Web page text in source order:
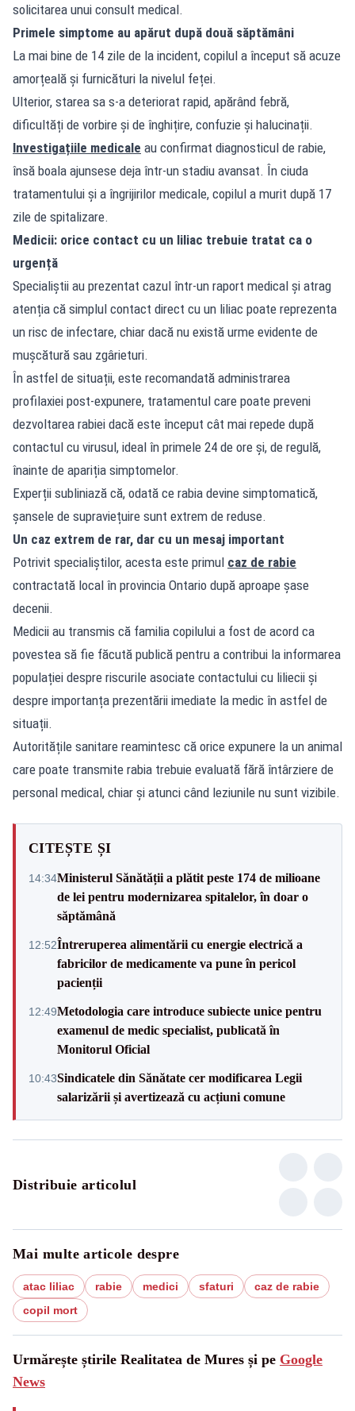
solicitarea unui consult medical.
Primele simptome au apărut după două săptămâni
La mai bine de 14 zile de la incident, copilul a început să acuze
amorțeală și furnicături la nivelul feței.
Ulterior, starea sa s-a deteriorat rapid, apărând febră,
dificultăți de vorbire și de înghițire, confuzie și halucinații.
Investigațiile medicale au confirmat diagnosticul de rabie,
însă boala ajunsese deja într-un stadiu avansat. În ciuda
tratamentului și a îngrijirilor medicale, copilul a murit după 17
zile de spitalizare.
Medicii: orice contact cu un liliac trebuie tratat ca o
urgență
Specialiștii au prezentat cazul într-un raport medical și atrag
atenția că simplul contact direct cu un liliac poate reprezenta
un risc de infectare, chiar dacă nu există urme evidente de
mușcătură sau zgârieturi.
În astfel de situații, este recomandată administrarea
profilaxiei post-expunere, tratamentul care poate preveni
dezvoltarea rabiei dacă este început cât mai repede după
contactul cu virusul, ideal în primele 24 de ore și, de regulă,
înainte de apariția simptomelor.
Experții subliniază că, odată ce rabia devine simptomatică,
șansele de supraviețuire sunt extrem de reduse.
Un caz extrem de rar, dar cu un mesaj important
Potrivit specialiștilor, acesta este primul caz de rabie
contractată local în provincia Ontario după aproape șase
decenii.
Medicii au transmis că familia copilului a fost de acord ca
povestea să fie făcută publică pentru a contribui la informarea
populației despre riscurile asociate contactului cu liliecii și
despre importanța prezentării imediate la medic în astfel de
situații.
Autoritățile sanitare reamintesc că orice expunere la un animal
care poate transmite rabia trebuie evaluată fără întârziere de
personal medical, chiar și atunci când leziunile nu sunt vizibile.
CITEȘTE ȘI
14:34Ministerul Sănătății a plătit peste 174 de milioane
de lei pentru modernizarea spitalelor, în doar o
săptămână
12:52Întreruperea alimentării cu energie electrică a
fabricilor de medicamente va pune în pericol
pacienții
12:49Metodologia care introduce subiecte unice pentru
examenul de medic specialist, publicată în
Monitorul Oficial
10:43Sindicatele din Sănătate cer modificarea Legii
salarizării și avertizează cu acțiuni comune
Distribuie articolul
Mai multe articole despre
atac liliac rabie medici sfaturi
caz de rabie
copil mort
Urmărește știrile Realitatea de Mures și pe Google
News